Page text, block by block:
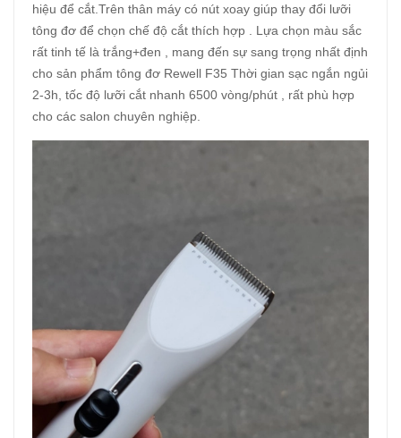
hiệu để cắt.Trên thân máy có nút xoay giúp thay đổi lưỡi
tông đơ để chọn chế độ cắt thích hợp . Lựa chọn màu sắc
rất tinh tế là trắng+đen , mang đến sự sang trọng nhất định
cho sản phẩm tông đơ Rewell F35 Thời gian sạc ngắn ngủi
2-3h, tốc độ lưỡi cắt nhanh 6500 vòng/phút , rất phù hợp
cho các salon chuyên nghiệp.